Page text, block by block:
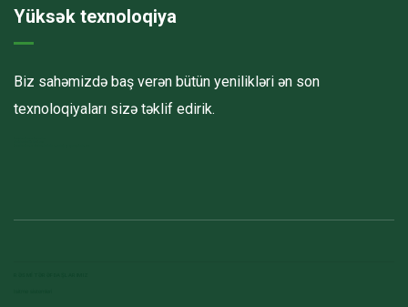
Yüksək texnoloqiya
Biz sahəmizdə baş verən bütün yenilikləri ən son
texnoloqiyaları sizə təklif edirik.